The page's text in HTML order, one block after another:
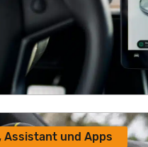
Assistant und Apps